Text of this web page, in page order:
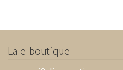
La e-boutique